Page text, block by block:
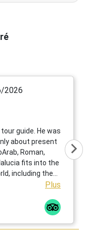
2026
guide. He was
about present
Roman,
fits into the
including the
Missouri, USA.Plus